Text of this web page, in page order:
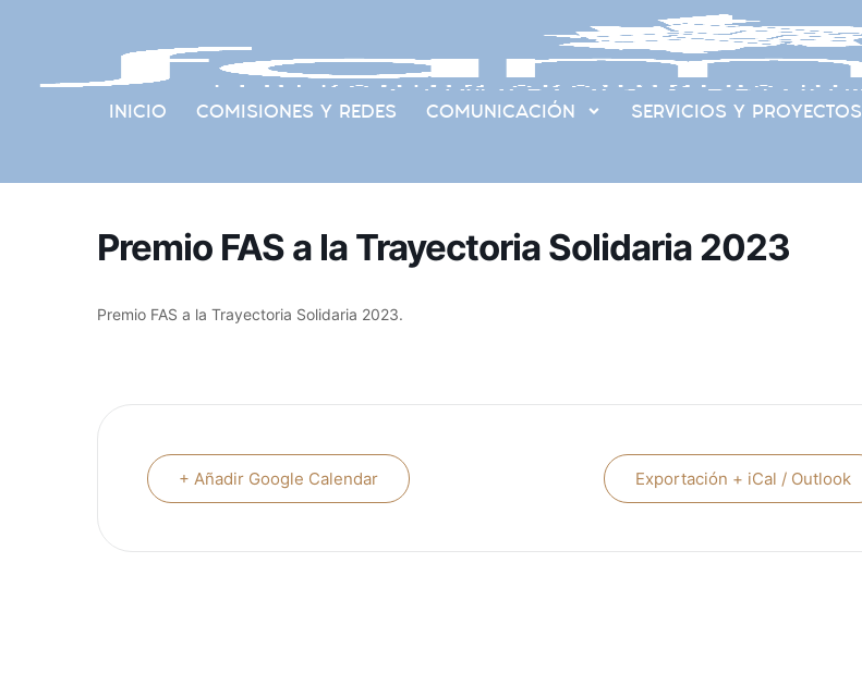
INICIO COMISIONES Y REDES COMUNICACIÓN SERVICIOS Y PROYECTOS
Premio FAS a la Trayectoria Solidaria 2023
Premio FAS a la Trayectoria Solidaria 2023.
+ Añadir Google Calendar Exportación + iCal / Outlook